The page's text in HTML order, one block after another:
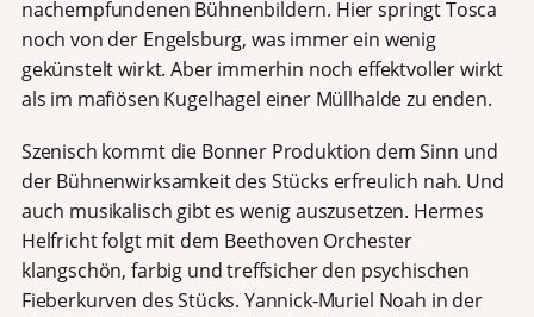
nachempfundenen Bühnenbildern. Hier springt Tosca
noch von der Engelsburg, was immer ein wenig
gekünstelt wirkt. Aber immerhin noch effektvoller wirkt
als im mafiösen Kugelhagel einer Müllhalde zu enden.
Szenisch kommt die Bonner Produktion dem Sinn und
der Bühnenwirksamkeit des Stücks erfreulich nah. Und
auch musikalisch gibt es wenig auszusetzen. Hermes
Helfricht folgt mit dem Beethoven Orchester
klangschön, farbig und treffsicher den psychischen
Fieberkurven des Stücks. Yannick-Muriel Noah in der